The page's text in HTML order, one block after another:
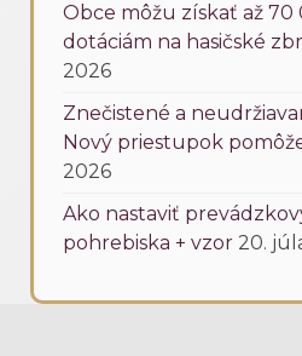
Obce môžu získať až 70
dotáciám na hasičské
2026
Znečistené a
Nový priestupok
2026
Ako nastaviť
pohrebiska + vzor 20.